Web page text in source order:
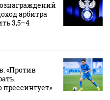
арбитра
3,5–4
«Против